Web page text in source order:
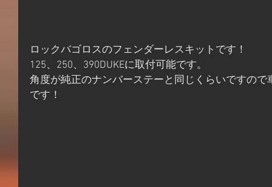
ロックバゴロスのフェンダーレスキットです！
125、250、390DUKEに取付可能です。
角度が純正のナンバーステーと同じくらいですの
です！